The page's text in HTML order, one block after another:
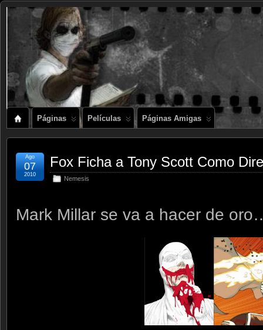
Páginas Películas Páginas Amigas
Fox Ficha a Tony Scott Como
Nemesis
Ago
07
2010
Mark Millar se va a hacer de